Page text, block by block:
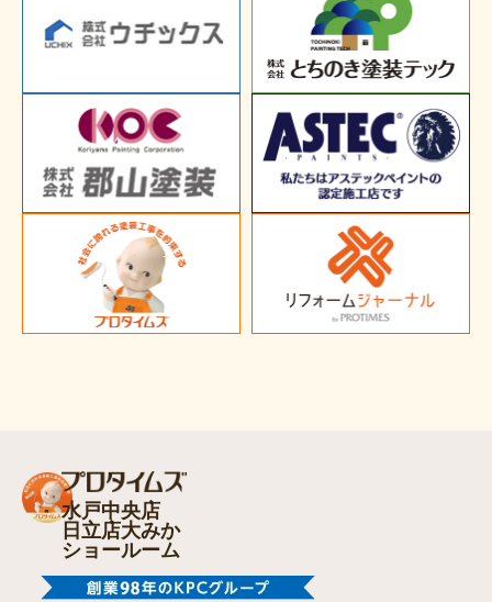
水戸中央店
日立店大みか
ショールーム